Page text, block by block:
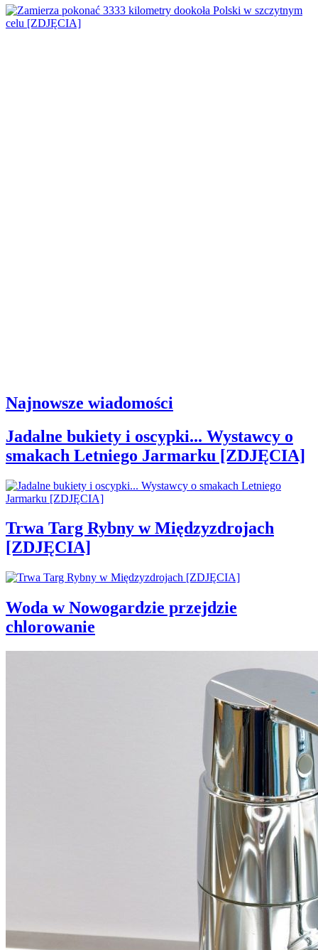
Najnowsze wiadomości
Jadalne bukiety i oscypki... Wystawcy o
smakach Letniego Jarmarku [ZDJĘCIA]
Trwa Targ Rybny w Międzyzdrojach
[ZDJĘCIA]
Woda w Nowogardzie przejdzie
chlorowanie